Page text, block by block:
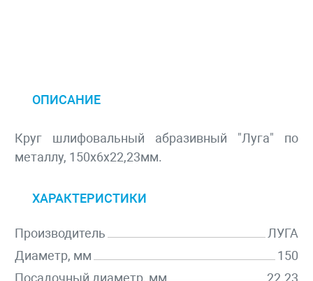
ОПИСАНИЕ
Круг шлифовальный абразивный "Луга" по
металлу, 150х6х22,23мм.
ХАРАКТЕРИСТИКИ
Производитель
ЛУГА
Диаметр, мм
150